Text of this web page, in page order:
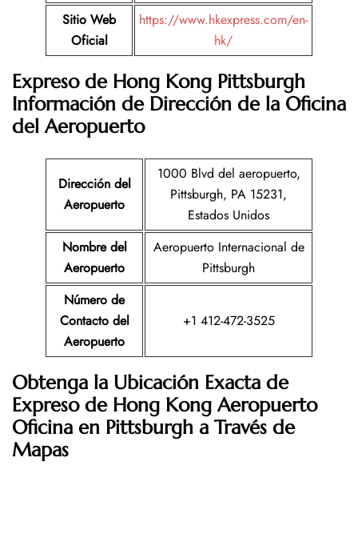
Sitio Web
Oficial
https://www.hkexpress.com/en-
hk/
Expreso de Hong Kong Pittsburgh
Información de Dirección de la Oficina
del Aeropuerto
Dirección del
Aeropuerto
1000 Blvd del aeropuerto,
Pittsburgh, PA 15231,
Estados Unidos
Nombre del
Aeropuerto
Aeropuerto Internacional de
Pittsburgh
Número de
Contacto del
Aeropuerto
+1 412-472-3525
Obtenga la Ubicación Exacta de
Expreso de Hong Kong Aeropuerto
Oficina en Pittsburgh a Través de
Mapas